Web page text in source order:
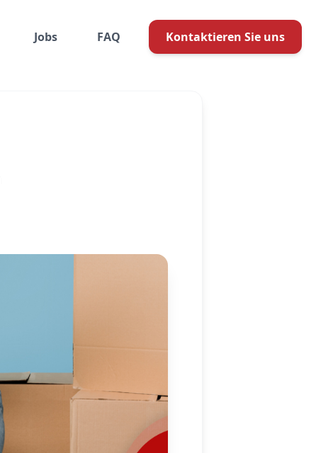
Jobs FAQ Kontaktieren Sie uns